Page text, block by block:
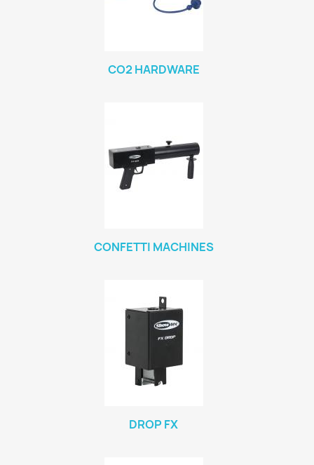
CO2 HARDWARE
CONFETTI MACHINES
DROP FX